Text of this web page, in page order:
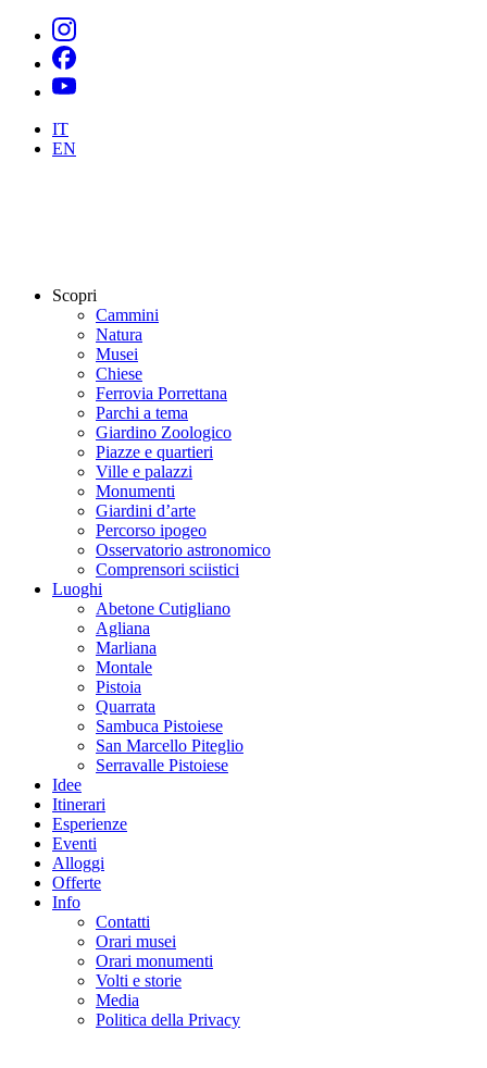
IT
EN
Scopri
Cammini
Natura
Musei
Chiese
Ferrovia Porrettana
Parchi a tema
Giardino Zoologico
Piazze e quartieri
Ville e palazzi
Monumenti
Giardini d’arte
Percorso ipogeo
Osservatorio astronomico
Comprensori sciistici
Luoghi
Abetone Cutigliano
Agliana
Marliana
Montale
Pistoia
Quarrata
Sambuca Pistoiese
San Marcello Piteglio
Serravalle Pistoiese
Idee
Itinerari
Esperienze
Eventi
Alloggi
Offerte
Info
Contatti
Orari musei
Orari monumenti
Volti e storie
Media
Politica della Privacy